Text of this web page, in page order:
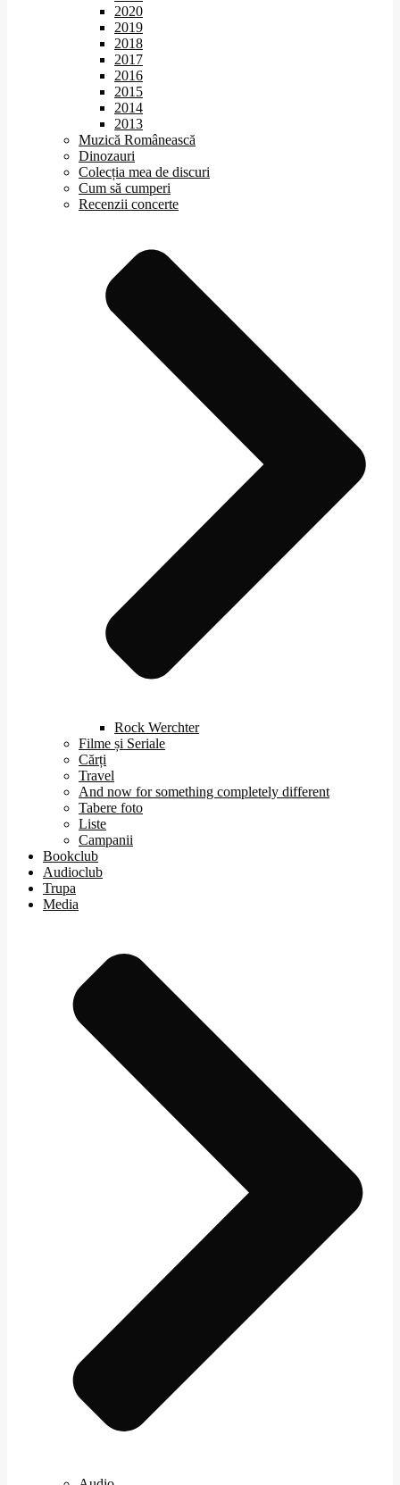
2020
2019
2018
2017
2016
2015
2014
2013
Muzică Românească
Dinozauri
Colecția mea de discuri
Cum să cumperi
Recenzii concerte
Rock Werchter
Filme și Seriale
Cărți
Travel
And now for something completely different
Tabere foto
Liste
Campanii
Bookclub
Audioclub
Trupa
Media